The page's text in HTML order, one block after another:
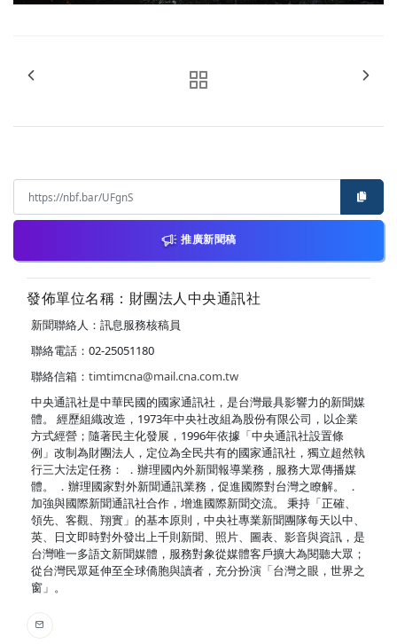
推廣新聞稿
發佈單位名稱：財團法人中央通訊社
新聞聯絡人：訊息服務核稿員
聯絡電話：02-25051180
聯絡信箱： timtimcna@mail.cna.com.tw
中央通訊社是中華民國的國家通訊社，是台灣最具影響力的新聞媒
體。 經歷組織改造，1973年中央社改組為股份有限公司，以企業
方式經營；隨著民主化發展，1996年依據「中央通訊社設置條
例」改制為財團法人，定位為全民共有的國家通訊社，獨立超然執
行三大法定任務： ．辦理國內外新聞報導業務，服務大眾傳播媒
體。 ．辦理國家對外新聞通訊業務，促進國際對台灣之瞭解。 ．
加強與國際新聞通訊社合作，增進國際新聞交流。 秉持「正確、
領先、客觀、翔實」的基本原則，中央社專業新聞團隊每天以中、
英、日文即時對外發出上千則新聞、照片、圖表、影音與資訊，是
台灣唯一多語文新聞媒體，服務對象從媒體客戶擴大為閱聽大眾；
從台灣民眾延伸至全球僑胞與讀者，充分扮演「台灣之眼，世界之
窗」。